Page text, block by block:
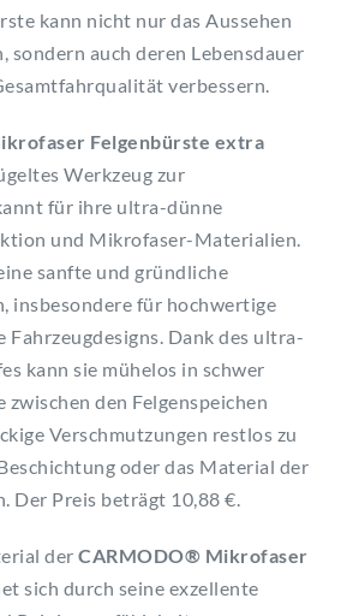
kann nicht nur das Aussehen
sondern auch deren Lebensdauer
verbessern.
Felgenbürste extra
Werkzeug zur
für ihre ultra-dünne
und Mikrofaser-Materialien.
sanfte und gründliche
insbesondere für hochwertige
Fahrzeugdesigns. Dank des ultra-
kann sie mühelos in schwer
zwischen den Felgenspeichen
Verschmutzungen restlos zu
oder das Material der
Der Preis beträgt 10,88 €.
der CARMODO® Mikrofaser
sich durch seine exzellente